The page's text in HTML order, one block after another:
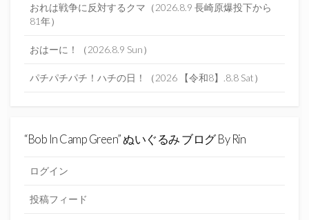
おれは戦争に反対するクマ（2026.8.9 長崎原爆投下から
81年）
おはーに！（2026.8.9 Sun）
パチパチパチ！ハチの日！（2026 【令和8】.8.8 Sat）
“Bob In Camp Green” ぬいぐるみ ブログ By Rin
ログイン
投稿フィード